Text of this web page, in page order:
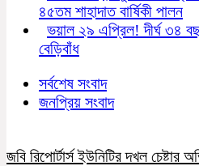
৪৫তম শাহাদাত বার্ষিকী পালন
ভয়াল ২৯ এপ্রিল! দীর্ঘ ৩৪
বেড়িবাঁধ
সর্বশেষ সংবাদ
জনপ্রিয় সংবাদ
জবি রিপোর্টার্স ইউনিটির দখল চেষ্টার